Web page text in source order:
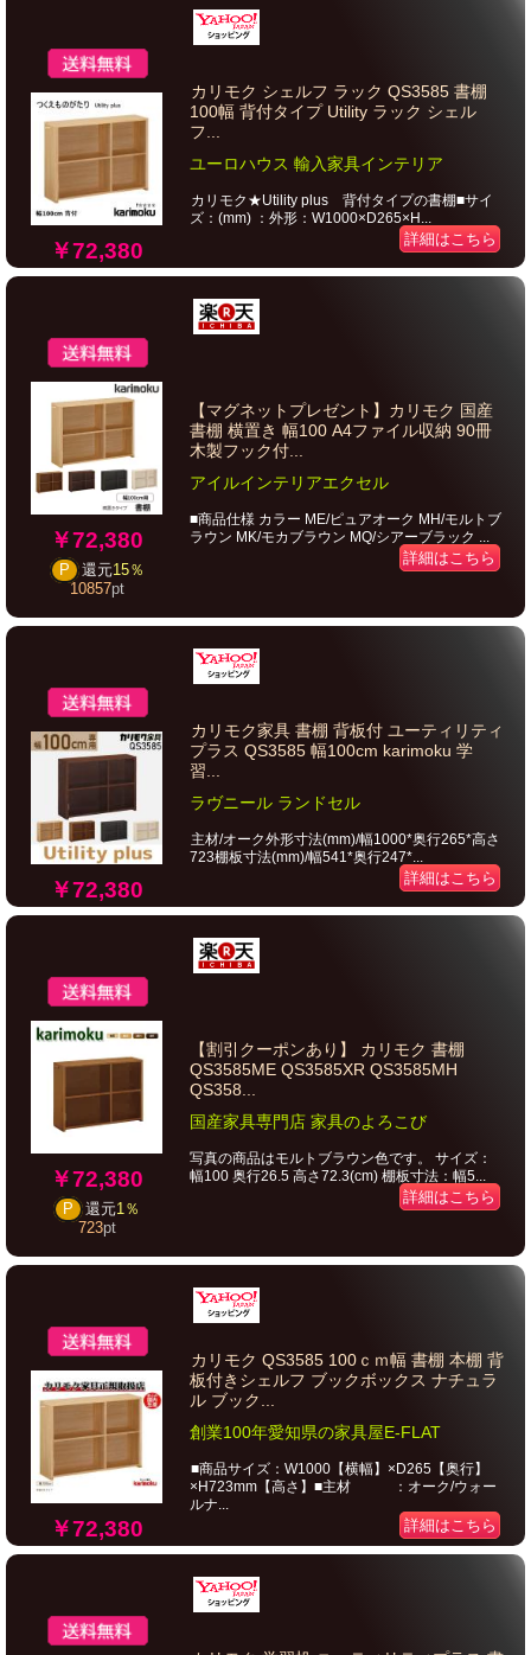
￥72,380
カリモク シェルフ ラック QS3585 書棚
100幅 背付タイプ Utility ラック シェル
フ...
ユーロハウス 輸入家具インテリア
カリモク★Utility plus 背付タイプの書棚■サイ
ズ：(mm) ：外形：W1000×D265×H...
詳細はこちら
￥72,380
P 還元15％
10857pt
【マグネットプレゼント】カリモク 国産
書棚 横置き 幅100 A4ファイル収納 90冊
木製フック付...
アイルインテリアエクセル
■商品仕様 カラー ME/ピュアオーク MH/モルトブ
ラウン MK/モカブラウン MQ/シアーブラック ...
詳細はこちら
￥72,380
カリモク家具 書棚 背板付 ユーティリティ
プラス QS3585 幅100cm karimoku 学
習...
ラヴニール ランドセル
主材/オーク外形寸法(mm)/幅1000*奥行265*高さ
723棚板寸法(mm)/幅541*奥行247*...
詳細はこちら
￥72,380
P 還元1％
723pt
【割引クーポンあり】 カリモク 書棚
QS3585ME QS3585XR QS3585MH
QS358...
国産家具専門店 家具のよろこび
写真の商品はモルトブラウン色です。 サイズ：
幅100 奥行26.5 高さ72.3(cm) 棚板寸法：幅5...
詳細はこちら
￥72,380
カリモク QS3585 100ｃｍ幅 書棚 本棚 背
板付きシェルフ ブックボックス ナチュラ
ル ブック...
創業100年愛知県の家具屋E-FLAT
■商品サイズ：W1000【横幅】×D265【奥行】
×H723mm【高さ】■主材 ：オーク/ウォー
ルナ...
詳細はこちら